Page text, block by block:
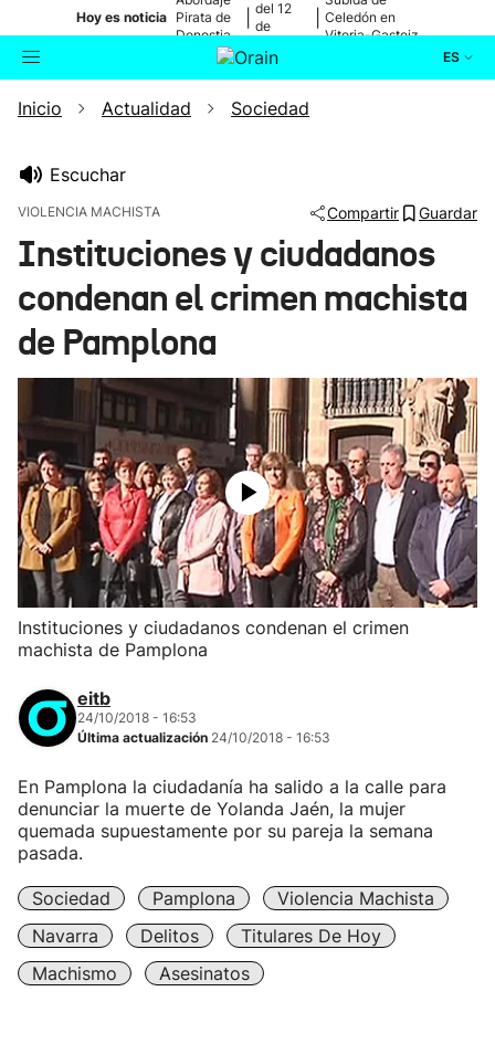
Hoy es noticia Pirata de
Donostia
del 12
de
Celedón en
Vitoria-Gasteiz
ES
Buscador Actualidad
Ikusmiran
Inicio Actualidad Sociedad
Escuchar
VIOLENCIA MACHISTA Compartir Guardar
Instituciones y ciudadanos
condenan el crimen machista
de Pamplona
Instituciones y ciudadanos condenan el crimen
machista de Pamplona
eitb
24/10/2018 - 16:53
Última actualización 24/10/2018 - 16:53
En Pamplona la ciudadanía ha salido a la calle para
denunciar la muerte de Yolanda Jaén, la mujer
quemada supuestamente por su pareja la semana
pasada.
Sociedad Pamplona
Violencia Machista
Navarra
Delitos
Titulares De Hoy
Machismo
Asesinatos